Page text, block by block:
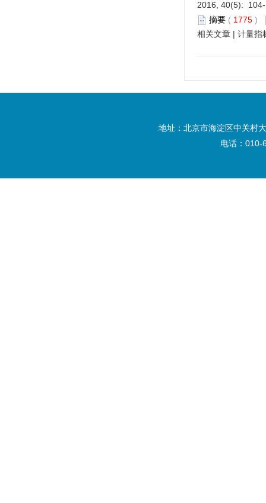
2016, 40(5):
摘要 ( 1775 )
相关文章 | 计量指
地址：北京市海淀区中关村
电话：